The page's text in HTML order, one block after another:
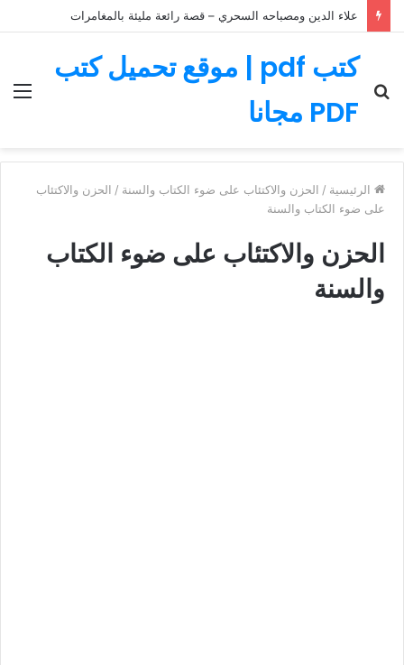
علاء الدين ومصباحه السحري – قصة رائعة مليئة بالمغامرات
كتب pdf | موقع تحميل كتب
PDF مجاناعن
الرئيسية / الحزن والاكتئاب على ضوء الكتاب والسنة / الحزن والاكتئاب
على ضوء الكتاب والسنة
الحزن والاكتئاب على ضوء الكتاب
والسنة